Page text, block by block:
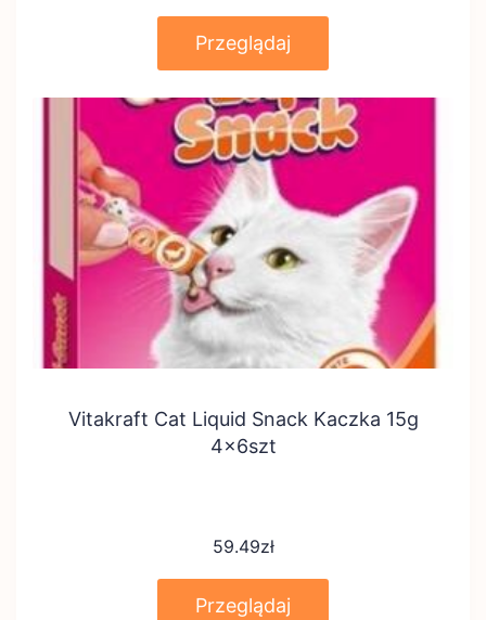
Przeglądaj
Vitakraft Cat Liquid Snack Kaczka 15g
4x6szt
59.49zł
Przeglądaj